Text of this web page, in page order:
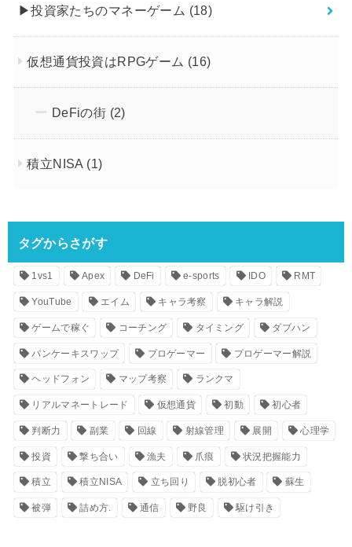
▶︎投資家たちのマネーゲーム (18)
仮想通貨投資はRPGゲーム (16)
DeFiの街 (2)
積立NISA (1)
タグからさがす
1vs1 Apex DeFi e-sports IDO RMT
YouTube エイム キャラ考察 キャラ解説
ゲームで稼ぐ コーチング タイミング ダブハン
パンケーキスワップ プロゲーマー プロゲーマー解説
ヘッドフォン マップ考察 ランクマ
リアルマネートレード 仮想通貨 初動 初心者
判断力 副業 回線 射線管理 展開 心理学
投資 撃ち合い 漁夫 爪痕 状況把握能力
積立 積立NISA 立ち回り 脱初心者 蘇生
被弾 詰め方. 通信 野良 駆け引き